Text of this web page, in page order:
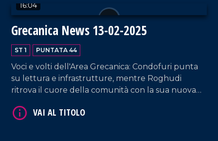
16:04
Grecanica News 13-02-2025
ST 1 PUNTATA 44
Voci e volti dell'Area Grecanica: Condofuri punta
su lettura e infrastrutture, mentre Roghudi
ritrova il cuore della comunità con la sua nuova
VAI AL TITOLO